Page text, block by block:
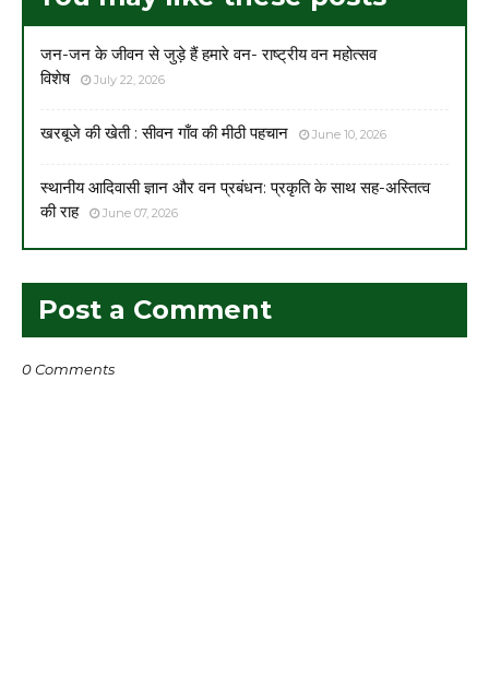
जन-जन के जीवन से जुड़े हैं हमारे वन- राष्ट्रीय वन महोत्सव
विशेष
July 22, 2026
खरबूजे की खेती : सीवन गाँव की मीठी पहचान June 10, 2026
स्थानीय आदिवासी ज्ञान और वन प्रबंधन: प्रकृति के साथ सह-अस्तित्व
की राह
June 07, 2026
Post a Comment
0 Comments